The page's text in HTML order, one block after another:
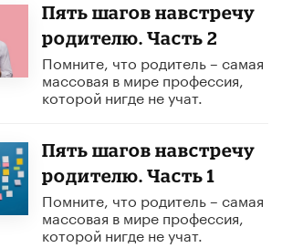
Пять шагов навстречу
родителю. Часть 2
Помните, что родитель – самая
массовая в мире профессия,
которой нигде не учат.
Пять шагов навстречу
родителю. Часть 1
Помните, что родитель – самая
массовая в мире профессия,
которой нигде не учат.